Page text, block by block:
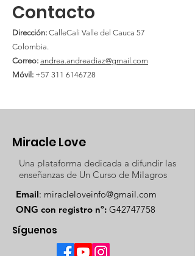
Contacto
Dirección: CalleCali Valle del Cauca 57
Colombia.
Correo: andrea.andreadiaz@gmail.com
Móvil: +57 311 6146728
Miracle Love
Una plataforma dedicada a difundir las
enseñanzas de Un Curso de Milagros
Email: miracleloveinfo@gmail.com
ONG con registro nº: G42747758
Síguenos